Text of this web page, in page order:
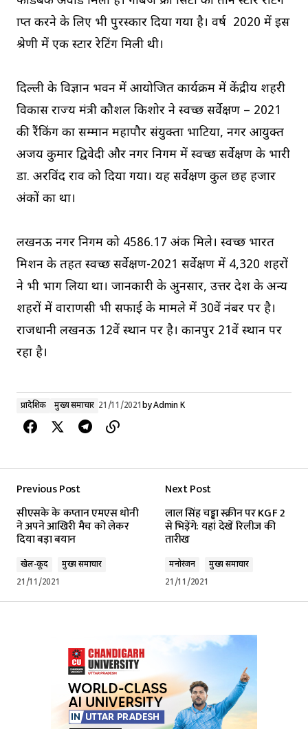
प्राप्त करने के लिए भी पुरस्कार दिया गया है। वर्ष 2020 में इस
श्रेणी में एक स्टार रेटिंग मिली थी।
दिल्ली के विज्ञान भवन में आयोजित कार्यक्रम में केंद्रीय शहरी
विकास राज्य मंत्री कौशल किशोर ने स्वच्छ सर्वेक्षण – 2021
की रैंकिंग का सम्मान महापौर संयुक्ता भाटिया, नगर आयुक्त
अजय कुमार द्विवेदी और नगर निगम में स्वच्छ सर्वेक्षण के प्रभारी
डा. अरविंद राव को दिया गया। यह सर्वेक्षण कुल छह हजार
अंकों का था।
लखनऊ नगर निगम को 4586.17 अंक मिले। स्वच्छ भारत
मिशन के तहत स्वच्छ सर्वेक्षण-2021 सर्वेक्षण में 4,320 शहरों
ने भी भाग लिया था। जानकारी के अुनसार, उत्तर प्रदेश के अन्य
शहरों में वाराणसी भी सफाई के मामले में 30वें नंबर पर है।
राजधानी लखनऊ 12वें स्थान पर है। कानपुर 21वें स्थान पर
रहा है।
प्रादेशिक मुख्य समाचार 21/11/2021byAdmin K
Previous Post
सीएसके के कप्तान एमएस धोनी
ने अपने आखिरी मैच को लेकर
दिया बड़ा बयान
खेल-कूद
मुख्य समाचार
21/11/2021
Next Post
लाल सिंह चड्ढा स्क्रीन पर KGF 2
से भिड़ेंगे: यहां देखें रिलीज की
तारीख
मनोरंजन
मुख्य समाचार
21/11/2021